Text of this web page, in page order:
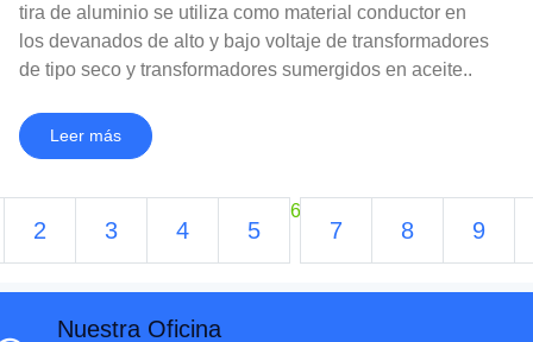
tira de aluminio se utiliza como material conductor en
los devanados de alto y bajo voltaje de transformadores
de tipo seco y transformadores sumergidos en aceite..
Leer más
2 3 4 5
6
7 8 9
Nuestra Oficina